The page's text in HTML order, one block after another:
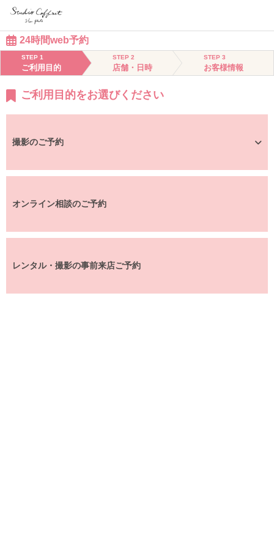
24時間web予約
STEP 1
ご利用目的
STEP 2
店舗・日時
STEP 3
お客様情報
ご利用目的をお選びください
撮影のご予約
オンライン相談のご予約
レンタル・撮影の事前来店ご予約